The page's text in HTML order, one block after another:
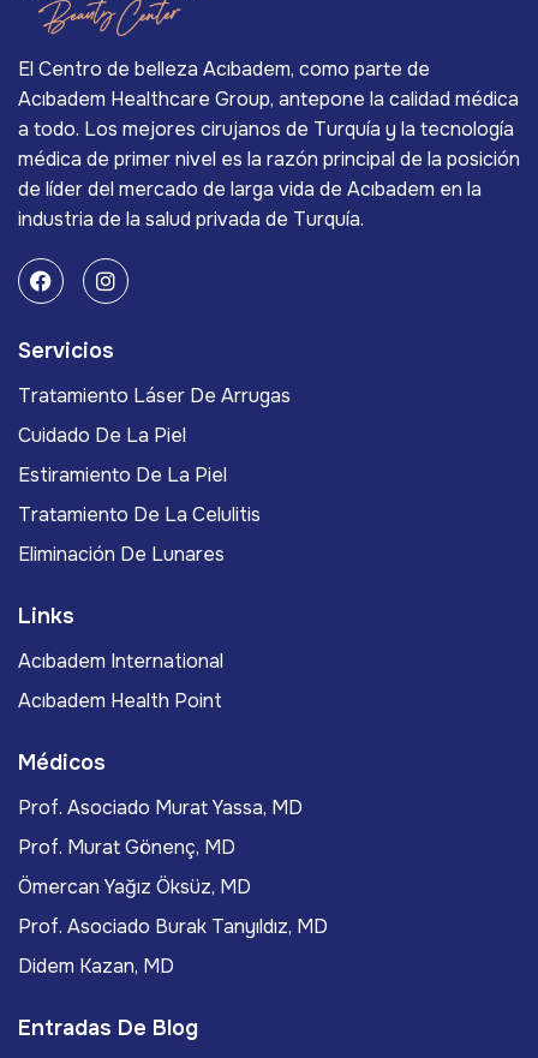
El Centro de belleza Acıbadem, como parte de
Acıbadem Healthcare Group, antepone la calidad médica
a todo. Los mejores cirujanos de Turquía y la tecnología
médica de primer nivel es la razón principal de la posición
de líder del mercado de larga vida de Acıbadem en la
industria de la salud privada de Turquía.
Servicios
Tratamiento Láser De Arrugas
Cuidado De La Piel
Estiramiento De La Piel
Tratamiento De La Celulitis
Eliminación De Lunares
Links
Acıbadem International
Acıbadem Health Point
Médicos
Prof. Asociado Murat Yassa, MD
Prof. Murat Gönenç, MD
Ömercan Yağız Öksüz, MD
Prof. Asociado Burak Tanyıldız, MD
Didem Kazan, MD
Entradas De Blog